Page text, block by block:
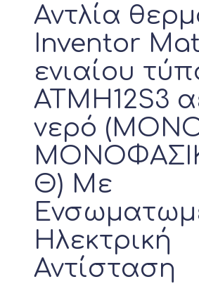
Αντλία
Inventor
ενιαίου
ATMH12S3
νερό
Θ) Με
Ηλεκτρική
Αντίσταση